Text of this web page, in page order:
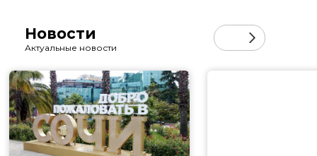
Новости
Актуальные новости